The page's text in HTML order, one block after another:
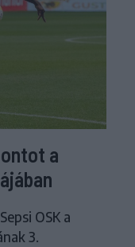
a
OSK a
3.